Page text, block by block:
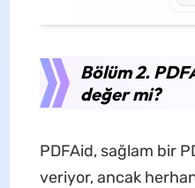
Bölüm 2.
değer mi?
PDFAid, sağlam bir
veriyor, ancak